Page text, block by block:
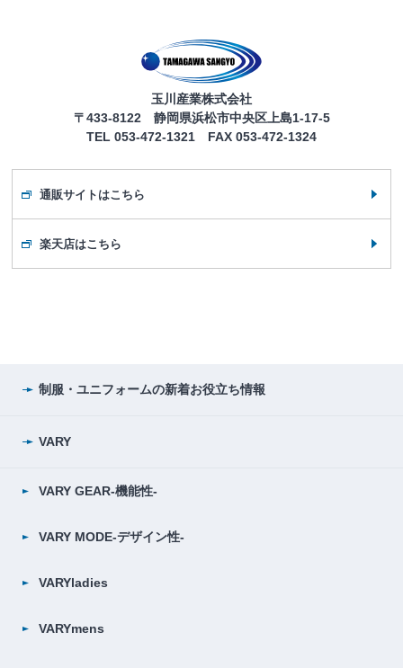
玉川産業株式会社
〒433-8122 静岡県浜松市中央区上島1-17-5
TEL 053-472-1321 FAX 053-472-1324
通販サイトはこちら
楽天店はこちら
制服・ユニフォームの新着お役立ち情報
VARY
VARY GEAR-機能性-
VARY MODE-デザイン性-
VARYladies
VARYmens